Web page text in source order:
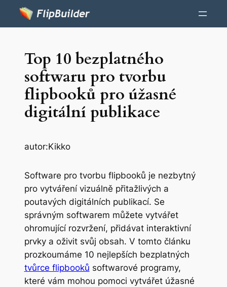
Top 10 bezplatného
softwaru pro tvorbu
flipbooků pro úžasné
digitální publikace
autor:Kikko
Software pro tvorbu flipbooků je nezbytný
pro vytváření vizuálně přitažlivých a
poutavých digitálních publikací. Se
správným softwarem můžete vytvářet
ohromující rozvržení, přidávat interaktivní
prvky a oživit svůj obsah. V tomto článku
prozkoumáme 10 nejlepších bezplatných
tvůrce flipbooků softwarové programy,
které vám mohou pomoci vytvářet úžasné